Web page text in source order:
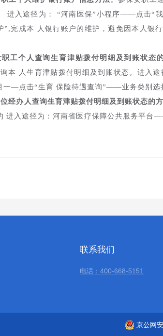
进入途径为： “河南医保”小程序——点击
”,完成本 人银行账户的维护，避免因本人银
工个人查询生育津贴拨付明细及到账状态
询本 人生育津贴拨付明细及到账状态。进
一—点击“生育 保险待遇查询”——业务类别选
经办人查询生育津贴拨付明细及到账状态的方
进入途径为：河南省医疗保障公共服务平
联系我们
电话：400-668-5151
京公网